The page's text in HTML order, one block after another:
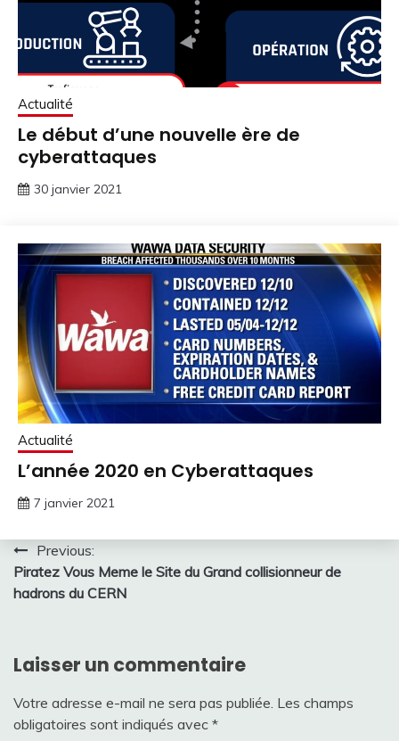
Actualité
Le début d’une nouvelle ère de
cyberattaques
30 janvier 2021
Actualité
L’année 2020 en Cyberattaques
7 janvier 2021
Navigation
de
Previous:
Piratez Vous Meme le Site du Grand collisionneur de
hadrons du CERN
Laisser un commentaire
Votre adresse e-mail ne sera pas publiée. Les champs
obligatoires sont indiqués avec *